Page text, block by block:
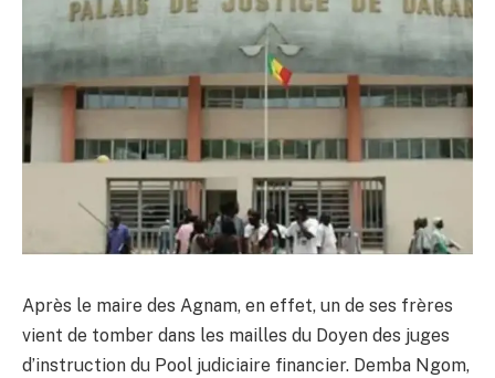
Après le maire des Agnam, en effet, un de ses frères
vient de tomber dans les mailles du Doyen des juges
d’instruction du Pool judiciaire financier. Demba Ngom,